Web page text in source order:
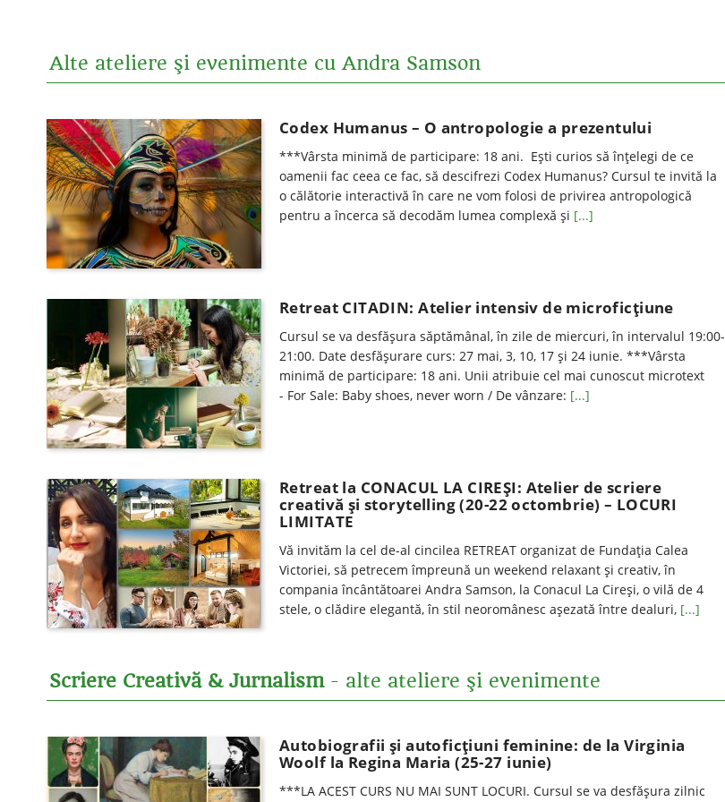
Alte ateliere şi evenimente cu Andra Samson
Codex Humanus – O antropologie a prezentului
***Vârsta minimă de participare: 18 ani. Ești curios să înțelegi de ce
oamenii fac ceea ce fac, să descifrezi Codex Humanus? Cursul te invită la
o călătorie interactivă în care ne vom folosi de privirea antropologică
pentru a încerca să decodăm lumea complexă și [...]
Retreat CITADIN: Atelier intensiv de microficțiune
Cursul se va desfăşura săptămânal, în zile de miercuri, în intervalul 19:00-
21:00. Date desfăşurare curs: 27 mai, 3, 10, 17 și 24 iunie. ***Vârsta
minimă de participare: 18 ani. Unii atribuie cel mai cunoscut microtext
- For Sale: Baby shoes, never worn / De vânzare: [...]
Retreat la CONACUL LA CIREŞI: Atelier de scriere
creativă și storytelling (20-22 octombrie) – LOCURI
LIMITATE
Vă invităm la cel de-al cincilea RETREAT organizat de Fundaţia Calea
Victoriei, să petrecem împreună un weekend relaxant și creativ, în
compania încântătoarei Andra Samson, la Conacul La Cireşi, o vilă de 4
stele, o clădire elegantă, în stil neoromânesc aşezată între dealuri, [...]
Scriere Creativă & Jurnalism- alte ateliere şi evenimente
Autobiografii și autoficțiuni feminine: de la Virginia
Woolf la Regina Maria (25-27 iunie)
***LA ACEST CURS NU MAI SUNT LOCURI. Cursul se va desfăşura zilnic